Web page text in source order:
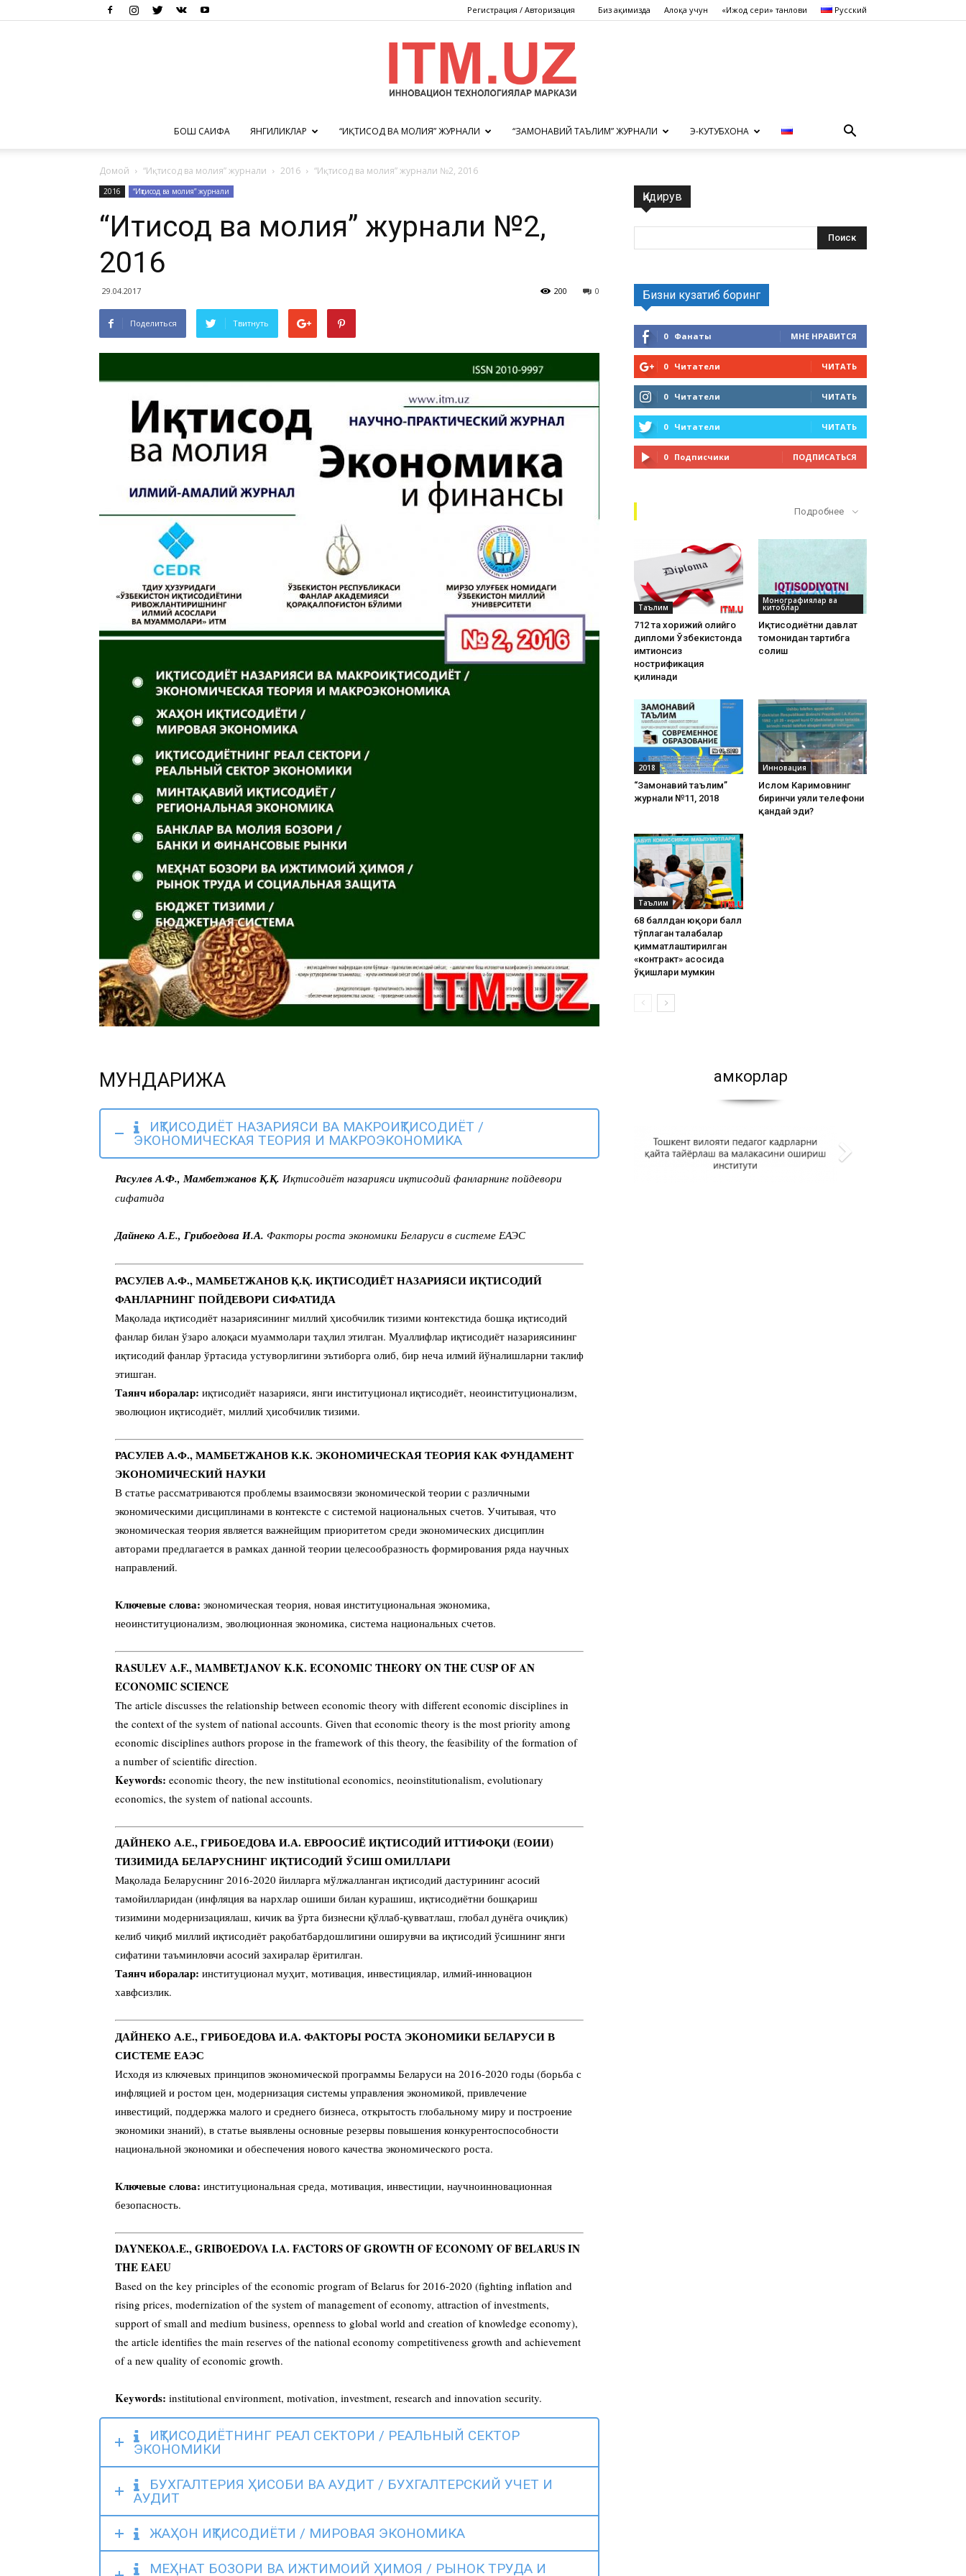
Регистрация / Авторизация Биз ҳақимизда Алоқа учун «Ижод сеҳри» танлови Русский
технологиялар
БОШ САҲИФА ЯНГИЛИКЛАР “ИҚТИСОД ВА МОЛИЯ” ЖУРНАЛИ “ЗАМОНАВИЙ ТАЪЛИМ” ЖУРНАЛИ Э-КУТУБХОНА
Домой “Иқтисод ва молия” журнали 2016 “Иқтисод ва молия” журнали №2, 2016
2016 “Иқтисод ва молия” журнали
“Иқтисод ва молия” журнали №2,
2016
29.04.2017 0
200
Поделиться Твитнуть
МУНДАРИЖА
ИҚТИСОДИЁТ НАЗАРИЯСИ ВА МАКРОИҚТИСОДИЁТ /
ЭКОНОМИЧЕСКАЯ ТЕОРИЯ И МАКРОЭКОНОМИКА
Расулев А.Ф., Мамбетжанов Қ.Қ. Иқтисодиёт назарияси иқтисодий фанларнинг пойдевори
сифатида
Дайнеко А.Е., Грибоедова И.А. Факторы роста экономики Беларуси в системе ЕАЭС
РАСУЛЕВ А.Ф., МАМБЕТЖАНОВ Қ.Қ. ИҚТИСОДИЁТ НАЗАРИЯСИ ИҚТИСОДИЙ
ФАНЛАРНИНГ ПОЙДЕВОРИ СИФАТИДА
Мақолада иқтисодиёт назариясининг миллий ҳисобчилик тизими контекстида бошқа иқтисодий
фанлар билан ўзаро алоқаси муаммолари таҳлил этилган. Муаллифлар иқтисодиёт назариясининг
иқтисодий фанлар ўртасида устуворлигини эътиборга олиб, бир неча илмий йўналишларни таклиф
этишган.
Таянч иборалар: иқтисодиёт назарияси, янги институционал иқтисодиёт, неоинституционализм,
эволюцион иқтисодиёт, миллий ҳисобчилик тизими.
РАСУЛЕВ А.Ф., МАМБЕТЖАНОВ К.К. ЭКОНОМИЧЕСКАЯ ТЕОРИЯ КАК ФУНДАМЕНТ
ЭКОНОМИЧЕСКИЙ НАУКИ
В статье рассматриваются проблемы взаимосвязи экономической теории с различными
экономическими дисциплинами в контексте с системой национальных счетов. Учитывая, что
экономическая теория является важнейщим приоритетом среди экономических дисциплин
авторами предлагается в рамках данной теории целесообразность формирования ряда научных
направлений.
Ключевые слова: экономическая теория, новая институциональная экономика,
неоинституционализм, эволюционная экономика, система национальных счетов.
RASULEV A.F., MAMBETJANOV K.K. ECONOMIC THEORY ON THE CUSP OF AN
ECONOMIC SCIENCE
The article discusses the relationship between economic theory with different economic disciplines in
the context of the system of national accounts. Given that economic theory is the most priority among
economic disciplines authors propose in the framework of this theory, the feasibility of the formation of
a number of scientific direction.
Keywords: economic theory, the new institutional economics, neoinstitutionalism, evolutionary
economics, the system of national accounts.
ДАЙНЕКО А.Е., ГРИБОЕДОВА И.А. ЕВРООСИЁ ИҚТИСОДИЙ ИТТИФОҚИ (ЕОИИ)
ТИЗИМИДА БЕЛАРУСНИНГ ИҚТИСОДИЙ ЎСИШ ОМИЛЛАРИ
Мақолада Беларуснинг 2016-2020 йилларга мўлжалланган иқтисодий дастурининг асосий
тамойилларидан (инфляция ва нархлар ошиши билан курашиш, иқтисодиётни бошқариш
тизимини модернизациялаш, кичик ва ўрта бизнесни қўллаб-қувватлаш, глобал дунёга очиқлик)
келиб чиқиб миллий иқтисодиёт рақобатбардошлигини оширувчи ва иқтисодий ўсишнинг янги
сифатини таъминловчи асосий захиралар ёритилган.
Таянч иборалар: институционал муҳит, мотивация, инвестициялар, илмий-инновацион
хавфсизлик.
ДАЙНЕКО А.Е., ГРИБОЕДОВА И.А. ФАКТОРЫ РОСТА ЭКОНОМИКИ БЕЛАРУСИ В
СИСТЕМЕ ЕАЭС
Исходя из ключевых принципов экономической программы Беларуси на 2016-2020 годы (борьба с
инфляцией и ростом цен, модернизация системы управления экономикой, привлечение
инвестиций, поддержка малого и среднего бизнеса, открытость глобальному миру и построение
экономики знаний), в статье выявлены основные резервы повышения конкурентоспособности
национальной экономики и обеспечения нового качества экономического роста.
Ключевые слова: институциональная среда, мотивация, инвестиции, научноинновационная
безопасность.
DAYNEKOA.E., GRIBOEDOVA I.A. FACTORS OF GROWTH OF ECONOMY OF BELARUS IN
THE EAEU
Based on the key principles of the economic program of Belarus for 2016-2020 (fighting inflation and
rising prices, modernization of the system of management of economy, attraction of investments,
support of small and medium business, openness to global world and creation of knowledge economy),
the article identifies the main reserves of the national economy competitiveness growth and achievement
of a new quality of economic growth.
Keywords: institutional environment, motivation, investment, research and innovation security.
ИҚТИСОДИЁТНИНГ РЕАЛ СЕКТОРИ / РЕАЛЬНЫЙ СЕКТОР
ЭКОНОМИКИ
БУХГАЛТЕРИЯ ҲИСОБИ ВА АУДИТ / БУХГАЛТЕРСКИЙ УЧЕТ И
АУДИТ
ЖАҲОН ИҚТИСОДИЁТИ / МИРОВАЯ ЭКОНОМИКА
МЕҲНАТ БОЗОРИ ВА ИЖТИМОИЙ ҲИМОЯ / РЫНОК ТРУДА И
Қидирув
Бизни кузатиб боринг
0 Фанаты МНЕ НРАВИТСЯ
0 Читатели ЧИТАТЬ
0 Читатели ЧИТАТЬ
0 Читатели ЧИТАТЬ
0 Подписчики ПОДПИСАТЬСЯ
Подробнее
Таълим
712 та хорижий олийгоҳ
дипломи Ўзбекистонда
имтиҳонсиз
нострификация
қилинади
Монографиялар ва
китоблар
Иқтисодиётни давлат
томонидан тартибга
солиш
2018
“Замонавий таълим”
журнали №11, 2018
Инновация
Ислом Каримовнинг
биринчи уяли телефони
қандай эди?
Таълим
68 баллдан юқори балл
тўплаган талабалар
қимматлаштирилган
«контракт» асосида
ўқишлари мумкин
Ҳамкорлар